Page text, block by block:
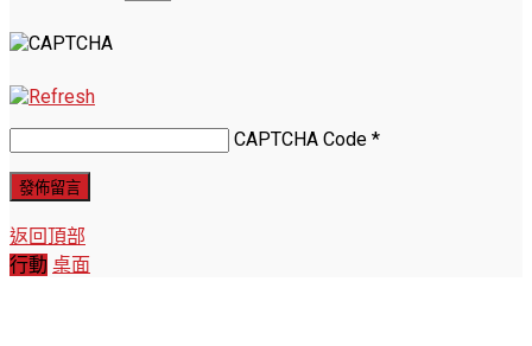
CAPTCHA Code *
返回頂部
行動 桌面